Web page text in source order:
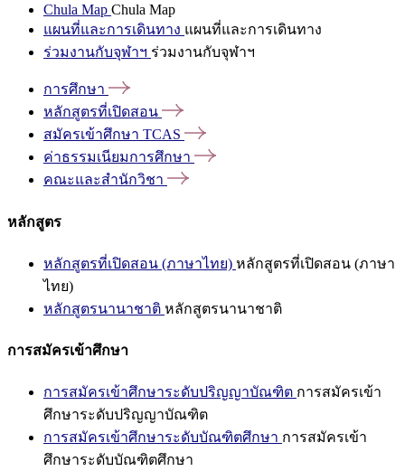
Chula Map Chula Map
แผนที่และการเดินทาง แผนที่และการเดินทาง
ร่วมงานกับจุฬาฯ ร่วมงานกับจุฬาฯ
การศึกษา
หลักสูตรที่เปิดสอน
สมัครเข้าศึกษา TCAS
ค่าธรรมเนียมการศึกษา
คณะและสำนักวิชา
หลักสูตร
หลักสูตรที่เปิดสอน (ภาษาไทย) หลักสูตรที่เปิดสอน (ภาษา
ไทย)
หลักสูตรนานาชาติ หลักสูตรนานาชาติ
การสมัครเข้าศึกษา
การสมัครเข้าศึกษาระดับปริญญาบัณฑิต การสมัครเข้า
ศึกษาระดับปริญญาบัณฑิต
การสมัครเข้าศึกษาระดับบัณฑิตศึกษา การสมัครเข้า
ศึกษาระดับบัณฑิตศึกษา